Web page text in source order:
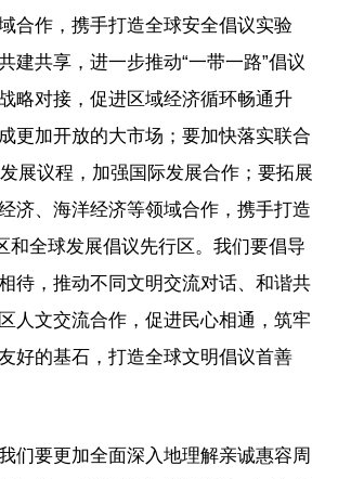
合作，携手打造全球安全倡议实验
建共享，进一步推动“一带一路”倡议
略对接，促进区域经济循环畅通升
更加开放的大市场；要加快落实联合
展议程，加强国际发展合作；要拓展
济、海洋经济等领域合作，携手打造
和全球发展倡议先行区。我们要倡导
待，推动不同文明交流对话、和谐共
人文交流合作，促进民心相通，筑牢
好的基石，打造全球文明倡议首善
们要更加全面深入地理解亲诚惠容周